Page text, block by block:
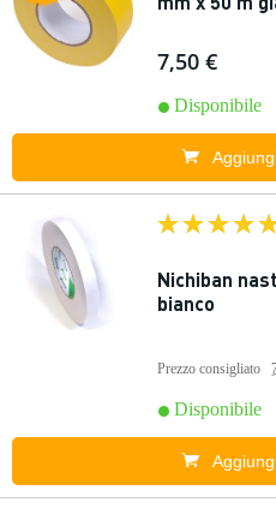
7,50 €
Disponibile
Nichiban
bianco
Prezzo consigliato
Disponibile